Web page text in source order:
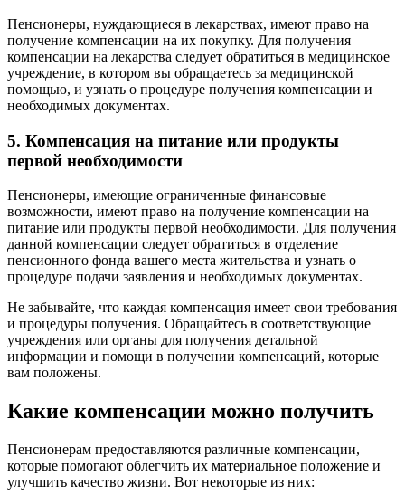
Пенсионеры, нуждающиеся в лекарствах, имеют право на
получение компенсации на их покупку. Для получения
компенсации на лекарства следует обратиться в медицинское
учреждение, в котором вы обращаетесь за медицинской
помощью, и узнать о процедуре получения компенсации и
необходимых документах.
5. Компенсация на питание или продукты
первой необходимости
Пенсионеры, имеющие ограниченные финансовые
возможности, имеют право на получение компенсации на
питание или продукты первой необходимости. Для получения
данной компенсации следует обратиться в отделение
пенсионного фонда вашего места жительства и узнать о
процедуре подачи заявления и необходимых документах.
Не забывайте, что каждая компенсация имеет свои требования
и процедуры получения. Обращайтесь в соответствующие
учреждения или органы для получения детальной
информации и помощи в получении компенсаций, которые
вам положены.
Какие компенсации можно получить
Пенсионерам предоставляются различные компенсации,
которые помогают облегчить их материальное положение и
улучшить качество жизни. Вот некоторые из них: